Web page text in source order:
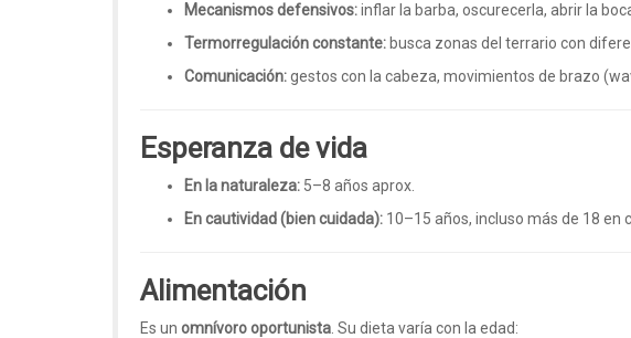
Mecanismos defensivos:inflar la barba, oscurecerla, abrir la
Termorregulación constante: busca zonas del terrario con
Comunicación:gestos con la cabeza, movimientos de brazo
Esperanza de vida
En la naturaleza: 5–8 años aprox.
En cautividad (bien cuidada): 10–15 años, incluso más de 18 en
Alimentación
Es un omnívoro oportunista . Su dieta varía con la edad: